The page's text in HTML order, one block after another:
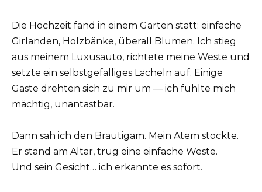
Die Hochzeit fand in einem Garten statt: einfache
Girlanden, Holzbänke, überall Blumen. Ich stieg
aus meinem Luxusauto, richtete meine Weste und
setzte ein selbstgefälliges Lächeln auf. Einige
Gäste drehten sich zu mir um — ich fühlte mich
mächtig, unantastbar.
Dann sah ich den Bräutigam. Mein Atem stockte.
Er stand am Altar, trug eine einfache Weste.
Und sein Gesicht… ich erkannte es sofort.